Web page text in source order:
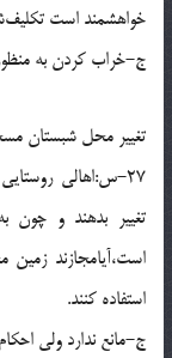
خواهشمند است
ج-خراب كردن به منظور
تغيير محل شبستان
27-س:اهالى
تغيير بدهند و
است،آيامجازند
استفاده كنند.
ج-مانع ندارد ولى